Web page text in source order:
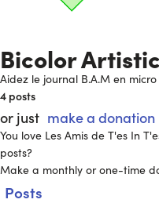
Bicolor
Aidez le journal B.A.M en
4 posts
or just make a donation
You love Les Amis de T'es In
posts?
Make a monthly or one-time
Posts